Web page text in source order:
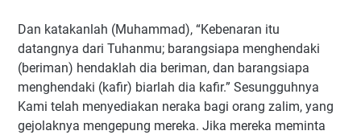
Dan katakanlah (Muhammad), “Kebenaran itu
datangnya dari Tuhanmu; barangsiapa menghendaki
(beriman) hendaklah dia beriman, dan barangsiapa
menghendaki (kafir) biarlah dia kafir.” Sesungguhnya
Kami telah menyediakan neraka bagi orang zalim, yang
gejolaknya mengepung mereka. Jika mereka meminta